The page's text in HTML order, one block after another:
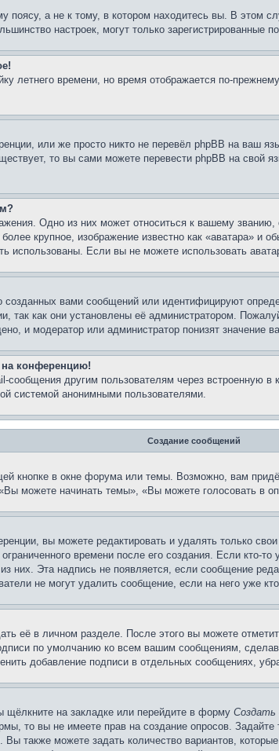
а не к тому, в котором находитесь вы. В этом
настроек, могут только
летнего времени, но время отображается по-
или же просто никто не перевёл phpBB на ваш
то вы сами можете перевести phpBB на
Одно из них может относиться к вашему
крупное, изображение известно как «аватара» и
использованы. Если вы не можете использовать
вами сообщений или идентифицируют
так как они установлены её администратором.
и модератор или администратор понизят значение
на конференцию!
сообщения другим пользователям через
системой анонимными пользователями.
Создание сообщений
кнопке в окне форума или темы. Возможно, вам
можете начинать темы», «Вы можете голосовать в
вы можете редактировать и удалять только
времени после его создания. Если кто-
них. Эта надпись не появляется, если сообщение
не могут удалить сообщение, если на него уже
её в личном разделе. После этого вы можете
по умолчанию ко всем вашим сообщениям,
добавление подписи в отдельных сообщениях,
щёлкните на закладке или перейдите в форму Создать
то вы не имеете прав на создание опросов.
Вы также можете задать количество вариантов,